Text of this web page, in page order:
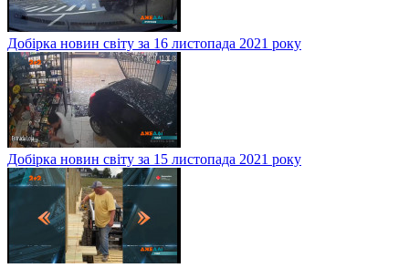
Добірка новин світу за 16 листопада 2021 року
Добірка новин світу за 15 листопада 2021 року